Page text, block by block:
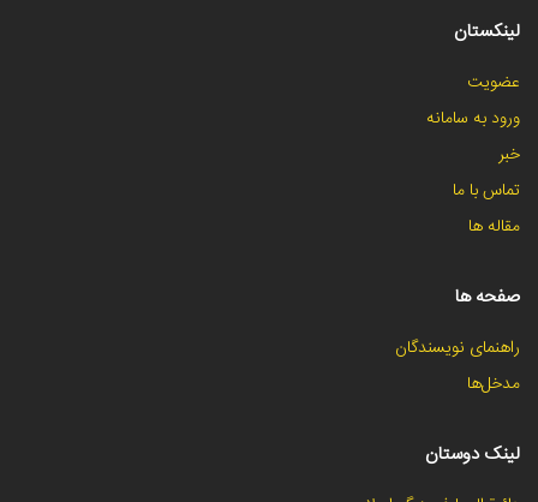
لینکستان
عضویت
ورود به سامانه
خبر
تماس با ما
مقاله ها
صفحه ها
راهنمای نویسندگان
مدخل‌ها
لینک دوستان